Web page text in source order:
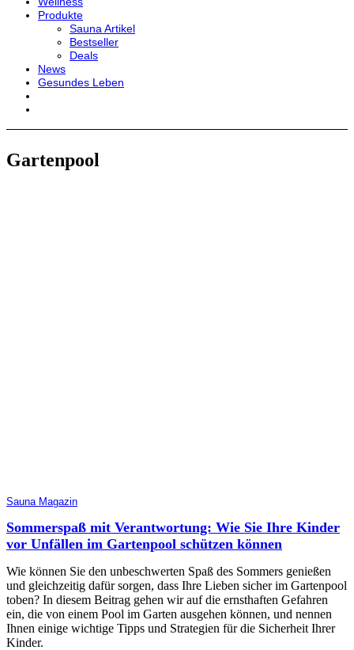
Produkte
Sauna Artikel
Bestseller
Deals
News
Gesundes Leben
Gartenpool
Sauna Magazin
Sommerspaß mit Verantwortung: Wie Sie Ihre Kinder
vor Unfällen im Gartenpool schützen können
Wie können Sie den unbeschwerten Spaß des Sommers genießen
und gleichzeitig dafür sorgen, dass Ihre Lieben sicher im Gartenpool
toben? In diesem Beitrag gehen wir auf die ernsthaften Gefahren
ein, die von einem Pool im Garten ausgehen können, und nennen
Ihnen einige wichtige Tipps und Strategien für die Sicherheit Ihrer
Kinder.